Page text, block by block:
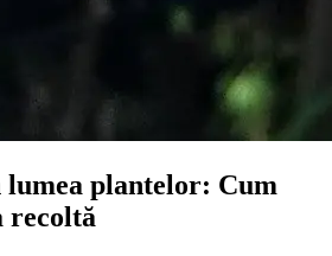
plantelor: Cum
recoltă